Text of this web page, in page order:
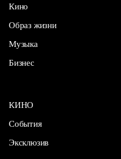
Кино
Образ жизни
Музыка
Бизнес
КИНО
События
Эксклюзив